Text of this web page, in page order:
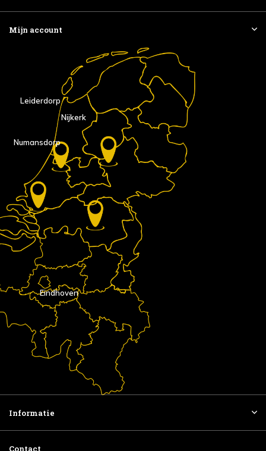
Mijn account
Eindhoven
Nijkerk
Numansdorp
Leiderdorp
Informatie
Contact